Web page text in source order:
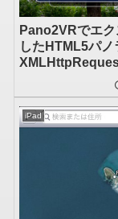
Pano2VRでエク
したHTML5パノ
Exception 101と
たら
iPad